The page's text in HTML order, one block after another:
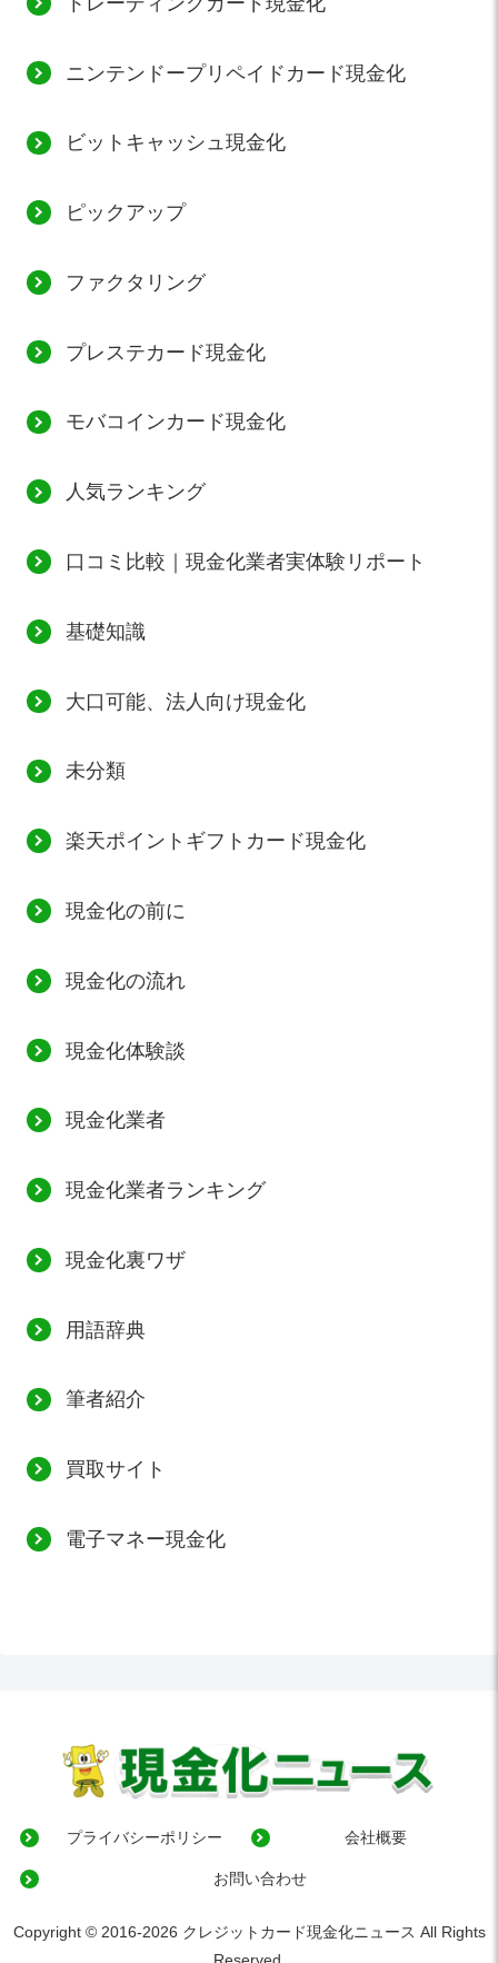
ニンテンドープリペイドカード現金化
ビットキャッシュ現金化
ピックアップ
ファクタリング
プレステカード現金化
モバコインカード現金化
人気ランキング
口コミ比較｜現金化業者実体験リポート
基礎知識
大口可能、法人向け現金化
未分類
楽天ポイントギフトカード現金化
現金化の前に
現金化の流れ
現金化体験談
現金化業者
現金化業者ランキング
現金化裏ワザ
用語辞典
筆者紹介
買取サイト
電子マネー現金化
プライバシーポリシー 会社概要
お問い合わせ
Copyright © 2016-2026 クレジットカード現金化ニュース All Rights
Reserved.